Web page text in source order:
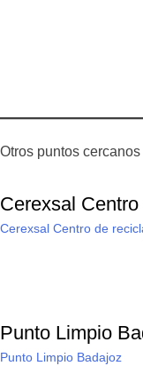
Otros puntos cercanos
Cerexsal
Cerexsal Centro de
Punto Limpio
Punto Limpio Badajoz